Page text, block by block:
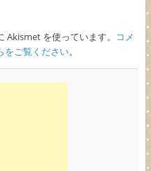
を使っています。
コメ
をご覧ください。